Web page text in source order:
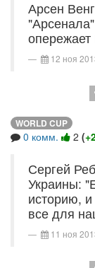
Арсен
12 ноя
WORLD CUP
0 комм. 2 (
Сергей
Украины:
историю,
все для
11 ноя